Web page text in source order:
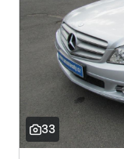
33